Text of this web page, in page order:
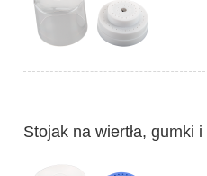
Stojak na wiertła, gumki